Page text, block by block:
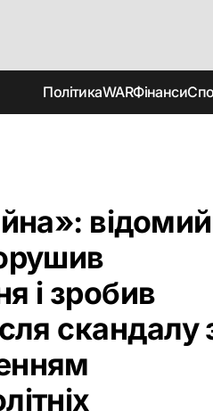
ПолітикаWARФінанси
відомий
і зробив
скандалу